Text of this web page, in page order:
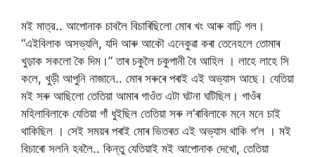
মই মাত্র.. আপোনাক চাবলৈ বিচাৰিছিলো মোৰ খং আৰু বাঢ়ি গল।
“এইবিলাক অসভ্যলি, যদি আৰু আকৌ এনেকুৱা কৰা তেনেহলে তোমাৰ
খুড়াক সকলো কৈ দিম।” তাৰ চকুলৈ চকুপানী বৈ আহিল । লাহে লাহে সি
কলে, খুড়ী আপুনি নাজানে.. মোৰ সৰুৰে পৰাই এই অভ্যাস আছে। যেতিয়া
মই সৰু আছিলো তেতিয়া আমাৰ গাওঁত এটা ঘটনা ঘটিছিল। গাওঁৰ
মহিলাবিলাকে যেতিয়া গাঁ ধুইছিল তেতিয়া সৰু ল’ৰাবিলাকে মনে মনে চাই
থাকিছিল । সেই সময়ৰ পৰাই মোৰ ভিতৰত এই অভ্যাস থাকি গ’ল । মই
বিচাৰো সলনি হবলৈ.. কিন্তু যেতিয়াই মই আপোনাক দেখো, তেতিয়া